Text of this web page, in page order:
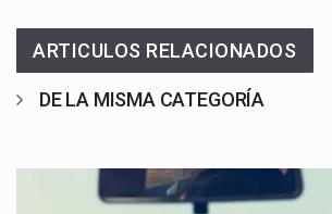
ARTICULOS RELACIONADOS
DE LA MISMA CATEGORÍA